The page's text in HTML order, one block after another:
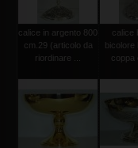
calice in argento 800
cm.29 (articolo da
riordinare ...
calice
bicolore
coppa